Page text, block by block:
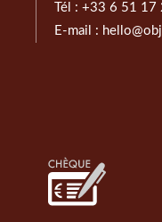
Tél : +33 6 51 17
E-mail :